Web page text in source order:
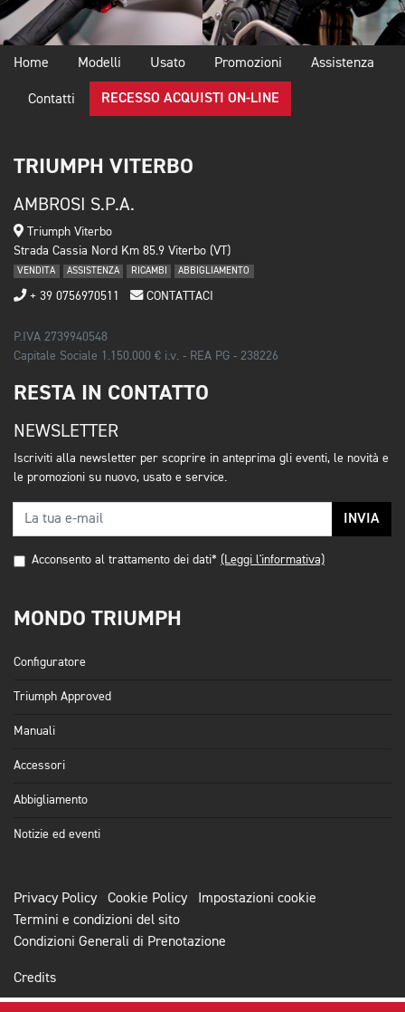
Home Modelli Usato Promozioni Assistenza
Contatti RECESSO ACQUISTI ON-LINE
TRIUMPH VITERBO
AMBROSI S.P.A.
Triumph Viterbo
Strada Cassia Nord Km 85.9 Viterbo (VT)
VENDITA ASSISTENZA RICAMBI ABBIGLIAMENTO
+ 39 0756970511 CONTATTACI
P.IVA 2739940548
Capitale Sociale 1.150.000 € i.v. - REA PG - 238226
RESTA IN CONTATTO
NEWSLETTER
Iscriviti alla newsletter per scoprire in anteprima gli eventi, le novità e
le promozioni su nuovo, usato e service.
INVIA
Acconsento al trattamento dei dati* (Leggi l'informativa)
MONDO TRIUMPH
Configuratore
Triumph Approved
Manuali
Accessori
Abbigliamento
Notizie ed eventi
Privacy Policy Cookie Policy
Impostazioni cookie
Termini e condizioni del sito
Condizioni Generali di Prenotazione
Credits